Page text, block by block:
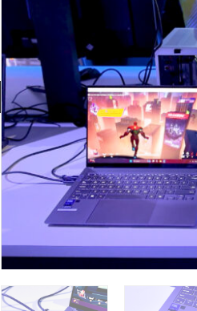
At CES 2025, Thunderbolt
connected via a Thunderbolt